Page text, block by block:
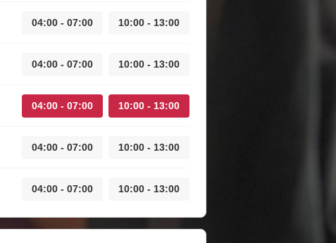
04:00 - 07:00 10:00 - 13:00
04:00 - 07:00 10:00 - 13:00
04:00 - 07:00 10:00 - 13:00
04:00 - 07:00 10:00 - 13:00
04:00 - 07:00 10:00 - 13:00